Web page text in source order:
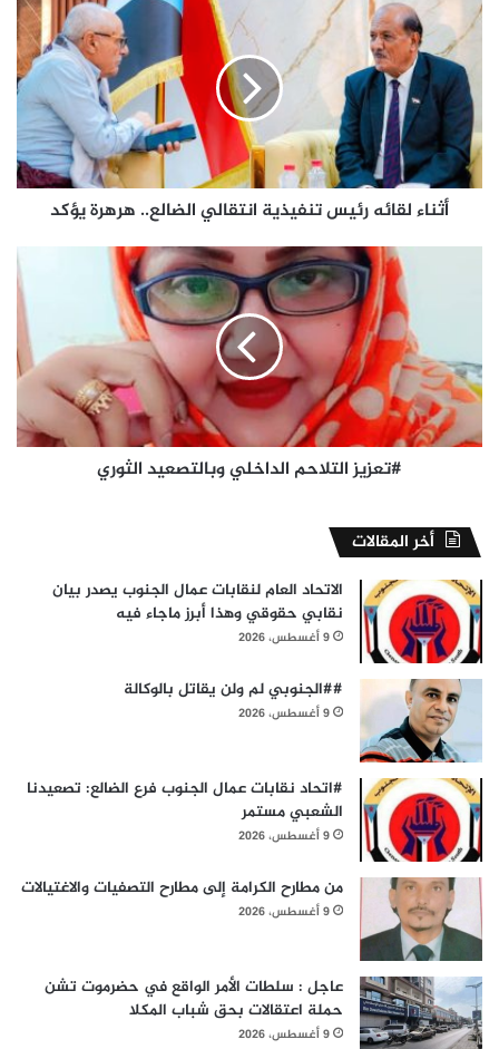
لقائه
رئيس
تنفيذية
انتقالي
الضالع..
هرهرة
يؤكد
أثناء لقائه رئيس تنفيذية انتقالي الضالع.. هرهرة يؤكد
#تعزيز التلاحم الداخلي وبالتصعيد الثوري
أخر المقالات
الاتحاد العام لنقابات عمال الجنوب يصدر بيان
نقابي حقوقي وهذا أبرز ماجاء فيه
9 أغسطس، 2026
##الجنوبي لم ولن يقاتل بالوكالة
9 أغسطس، 2026
#اتحاد نقابات عمال الجنوب فرع الضالع: تصعيدنا
الشعبي مستمر
9 أغسطس، 2026
من مطارح الكرامة إلى مطارح التصفيات والاغتيالات
9 أغسطس، 2026
عاجل : سلطات الأمر الواقع في حضرموت تشن
حملة اعتقالات بحق شباب المكلا
9 أغسطس، 2026